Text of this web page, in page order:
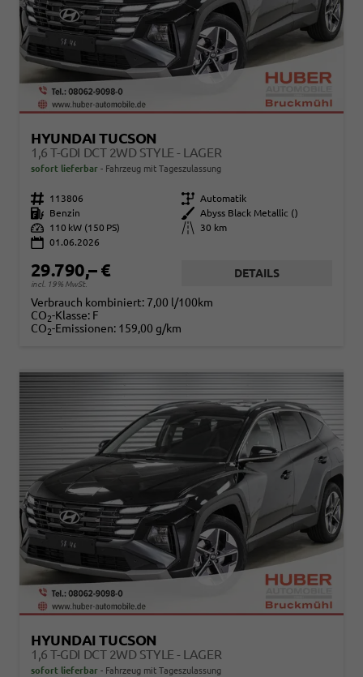
HYUNDAI TUCSON
1,6 T-GDI DCT 2WD STYLE - LAGER
sofort lieferbar Fahrzeug mit Tageszulassung
Fahrzeugnr. 113806 Getriebe Automatik
Kraftstoff
Benzin Außenfarbe
Abyss Black Metallic ()
Leistung
110 kW (150 PS) Kilometerstand
30 km
01.06.2026
29.790,– €
incl. 19% MwSt.
DETAILS
Verbrauch kombiniert: 7,00 l/100km
CO2-Klasse: F
CO2-Emissionen: 159,00 g/km
HYUNDAI TUCSON
1,6 T-GDI DCT 2WD STYLE - LAGER
sofort lieferbar Fahrzeug mit Tageszulassung